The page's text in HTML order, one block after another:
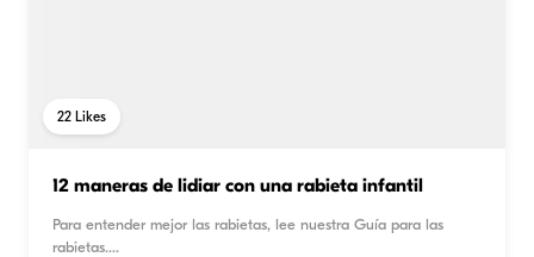
22 Likes
12 maneras de lidiar con una rabieta infantil
Para entender mejor las rabietas, lee nuestra Guía para las
rabietas....